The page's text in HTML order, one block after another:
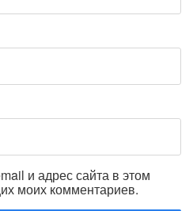
и адрес сайта в этом
моих комментариев.